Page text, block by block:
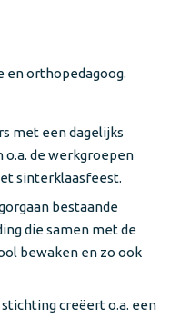
en orthopedagoog.
met een dagelijks
o.a. de werkgroepen
sinterklaasfeest.
bestaande
die samen met de
bewaken en zo ook
creëert o.a. een